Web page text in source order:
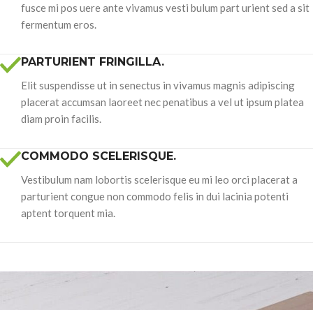
fusce mi pos uere ante vivamus vesti bulum part urient sed a sit
fermentum eros.
PARTURIENT FRINGILLA.
Elit suspendisse ut in senectus in vivamus magnis adipiscing
placerat accumsan laoreet nec penatibus a vel ut ipsum platea
diam proin facilis.
COMMODO SCELERISQUE.
Vestibulum nam lobortis scelerisque eu mi leo orci placerat a
parturient congue non commodo felis in dui lacinia potenti
aptent torquent mia.